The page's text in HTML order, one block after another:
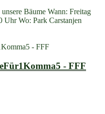
Bäume Wann: Freitag
Uhr Wo: Park Carstanjen
- FFF